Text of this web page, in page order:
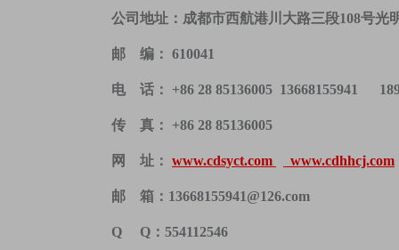
公司地址：成都市西航港川大路三段108号
邮 编： 610041
电 话： +86 28 85136005 13668155941
传 真： +86 28 85136005
网 址： www.cdsyct.com www.cdhhcj.com
邮 箱：13668155941@126.com
Q Q ： 554112546